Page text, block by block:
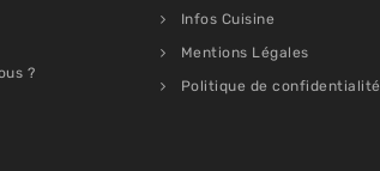
?
Infos Cuisine
Mentions Légales
Politique de confidentialité